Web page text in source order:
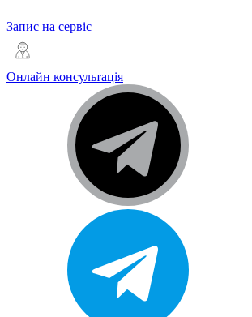
Запис на сервіс
Онлайн консультація